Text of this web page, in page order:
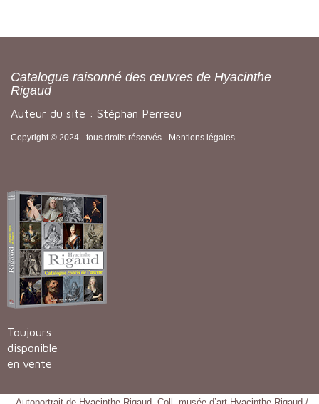
Catalogue raisonné des œuvres de Hyacinthe
Rigaud
Auteur du site : Stéphan Perreau
Copyright © 2024 - tous droits réservés - Mentions légales
Toujours
disponible
en vente